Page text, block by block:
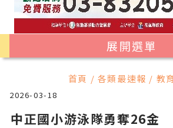
展開選單
首頁 / 各類最速報 / 教
2026-03-18
中正國小游泳隊勇奪26金